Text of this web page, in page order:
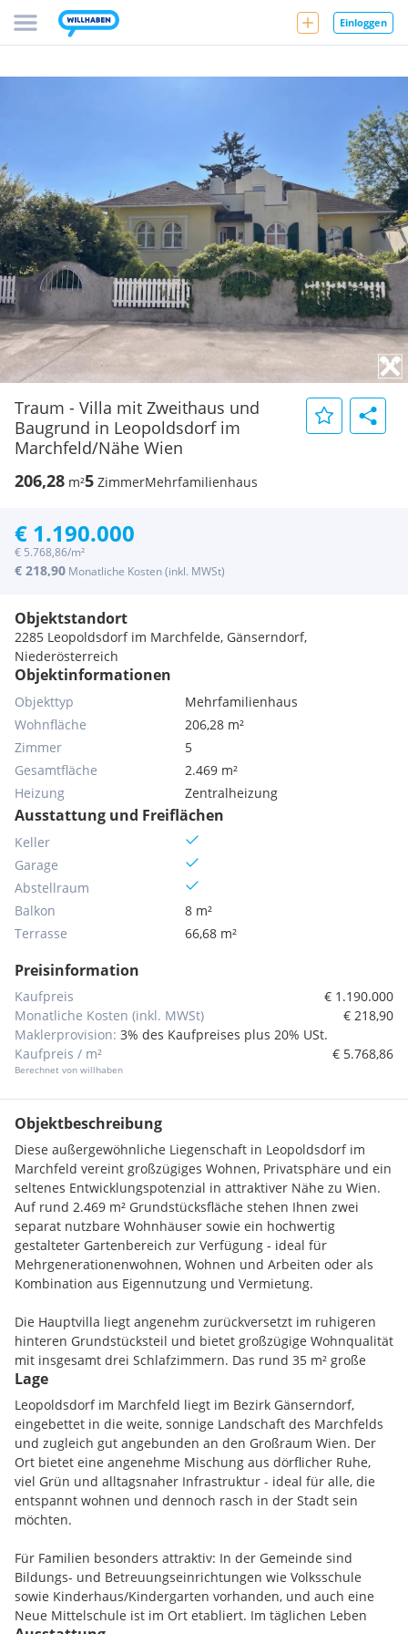
Einloggen
Traum - Villa mit Zweithaus und
Baugrund in Leopoldsdorf im
Marchfeld/Nähe Wien
206,28 m²5 ZimmerMehrfamilienhaus
€ 1.190.000
€ 5.768,86/m²
€ 218,90 Monatliche Kosten (inkl. MWSt)
Objektstandort
2285 Leopoldsdorf im Marchfelde, Gänserndorf,
Niederösterreich
Objektinformationen
Objekttyp
Mehrfamilienhaus
Wohnfläche
206,28 m²
Zimmer
5
Gesamtfläche
2.469 m²
Heizung
Zentralheizung
Ausstattung und Freiflächen
Keller
Garage
Abstellraum
Balkon
8 m²
Terrasse
66,68 m²
Preisinformation
Kaufpreis
€ 1.190.000
Monatliche Kosten (inkl. MWSt)
€ 218,90
Maklerprovision: 3% des Kaufpreises plus 20% USt.
Kaufpreis / m²
Berechnet von willhaben
€ 5.768,86
Objektbeschreibung
Diese außergewöhnliche Liegenschaft in Leopoldsdorf im
Marchfeld vereint großzügiges Wohnen, Privatsphäre und ein
seltenes Entwicklungspotenzial in attraktiver Nähe zu Wien.
Auf rund 2.469 m² Grundstücksfläche stehen Ihnen zwei
separat nutzbare Wohnhäuser sowie ein hochwertig
gestalteter Gartenbereich zur Verfügung - ideal für
Mehrgenerationenwohnen, Wohnen und Arbeiten oder als
Kombination aus Eigennutzung und Vermietung.
Die Hauptvilla liegt angenehm zurückversetzt im ruhigeren
hinteren Grundstücksteil und bietet großzügige Wohnqualität
mit insgesamt drei Schlafzimmern. Das rund 35 m² große
Zimmer im Dachgeschoss lässt sich bei Bedarf auch als
eigenständige Einheit nutzen; ein weiteres Schlafzimmer, ein
Badezimmer mit WC sowie zusätzlicher Stauraum runden
diese Ebene ab. Im Erdgeschoss empfängt Sie ein
repräsentativer Eingangsbereich, anschließend begeistert
das großzügige Wohnzimmer mit Kachelofen. Die
abgetrennte Küche mit kleinem Essbereich ergänzt das
Raumangebot ebenso wie das große Speisezimmer mit
Schlafzimmer mit Badezimmer (Badewanne und Dusche), ein
separates WC sowie ein geräumiges Büro schaffen flexible
Nutzungsmöglichkeiten. Hochwertige Tischlereinbauten und
die Vollunterkellerung unterstreichen den Anspruch dieser
Immobilie; beheizt wird aktuell mittels Gas.
Lage
Leopoldsdorf im Marchfeld liegt im Bezirk Gänserndorf,
eingebettet in die weite, sonnige Landschaft des Marchfelds
und zugleich gut angebunden an den Großraum Wien. Der
Ort bietet eine angenehme Mischung aus dörflicher Ruhe,
viel Grün und alltagsnaher Infrastruktur - ideal für alle, die
entspannt wohnen und dennoch rasch in der Stadt sein
möchten.
Für Familien besonders attraktiv: In der Gemeinde sind
Bildungs- und Betreuungseinrichtungen wie Volksschule
sowie Kinderhaus/Kindergarten vorhanden, und auch eine
Neue Mittelschule ist im Ort etabliert. Im täglichen Leben